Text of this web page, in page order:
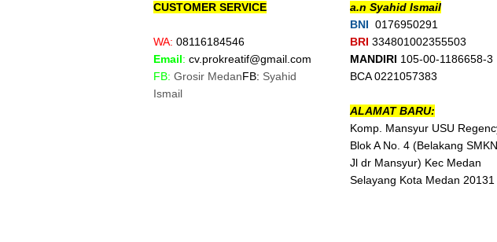
CUSTOMER SERVICE
WA: 08116184546
Email: cv.prokreatif@gmail.com
FB: Grosir MedanFB: Syahid
Ismail
a.n Syahid Ismail
BNI 0176950291
BRI 334801002355503
MANDIRI 105-00-1186658-3
BCA 0221057383
ALAMAT BARU:
Komp. Mansyur USU
Blok A No. 4 (Belakang
Jl dr Mansyur) Kec Medan
Selayang Kota Medan 20131